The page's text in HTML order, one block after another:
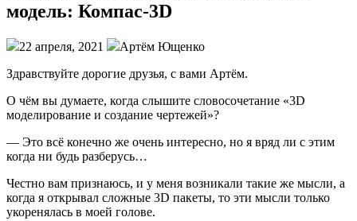
модель: Компас-3D
22 апреля, 2021
Артём Ющенко
Здравствуйте дорогие друзья, с вами Артём.
О чём вы думаете, когда слышите словосочетание «3D
моделирование и создание чертежей»?
— Это всё конечно же очень интересно, но я вряд ли с этим
когда ни будь разберусь…
Честно вам признаюсь, и у меня возникали такие же мысли, а
когда я открывал сложные 3D пакеты, то эти мысли только
укоренялась в моей голове.